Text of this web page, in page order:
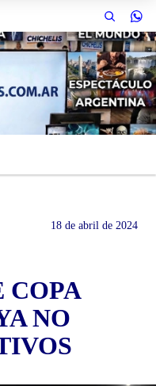
18 de abril de 2024
NO